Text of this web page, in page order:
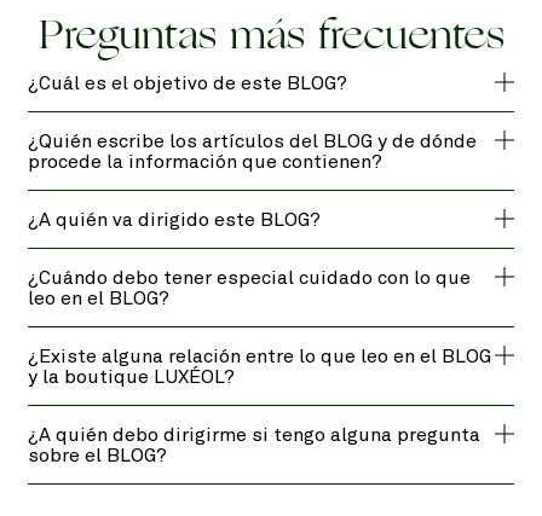
Preguntas más frecuentes
¿Cuál es el objetivo de este BLOG?
¿Quién escribe los artículos del BLOG y de dónde
procede la información que contienen?
¿A quién va dirigido este BLOG?
¿Cuándo debo tener especial cuidado con lo que
leo en el BLOG?
¿Existe alguna relación entre lo que leo en el BLOG
y la boutique LUXÉOL?
¿A quién debo dirigirme si tengo alguna pregunta
sobre el BLOG?